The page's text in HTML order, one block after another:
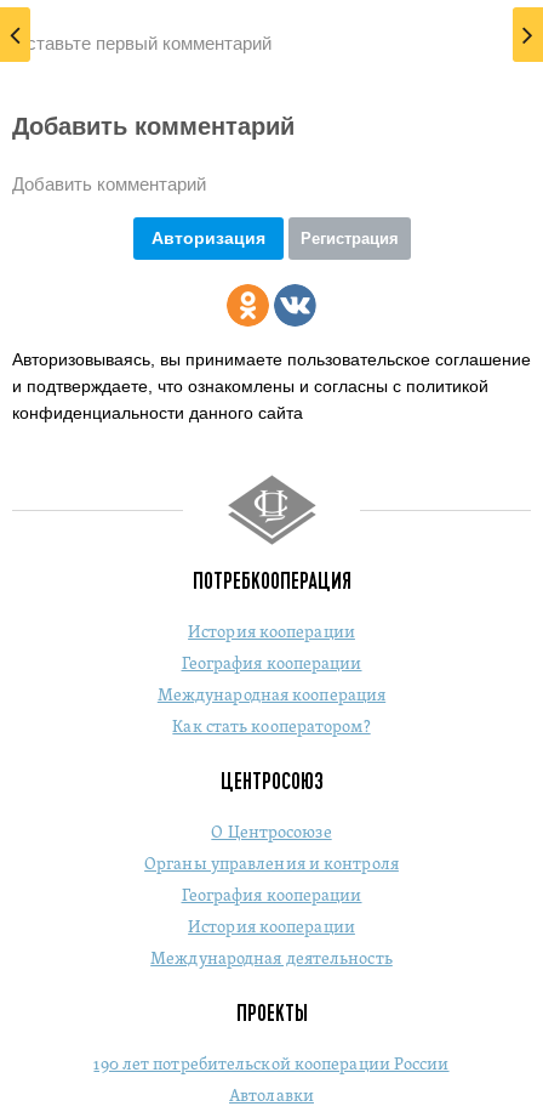
Оставьте первый комментарий
Добавить комментарий
Добавить комментарий
Авторизация Регистрация
Авторизовываясь, вы принимаете пользовательское соглашение
и подтверждаете, что ознакомлены и согласны с политикой
конфиденциальности данного сайта
ПОТРЕБКООПЕРАЦИЯ
История кооперации
География кооперации
Международная кооперация
Как стать кооператором?
ЦЕНТРОСОЮЗ
О Центросоюзе
Органы управления и контроля
География кооперации
История кооперации
Международная деятельность
ПРОЕКТЫ
190 лет потребительской кооперации России
Автолавки